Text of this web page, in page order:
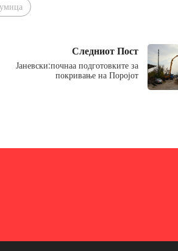
Следниот Пост
Јаневски:почнаа подготовките за
покривање на Поројот